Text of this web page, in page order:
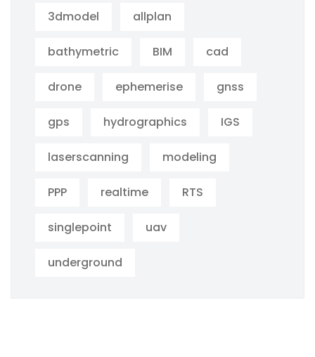
3dmodel allplan
bathymetric BIM cad
drone ephemerise gnss
gps hydrographics IGS
laserscanning modeling
PPP realtime RTS
singlepoint uav
underground